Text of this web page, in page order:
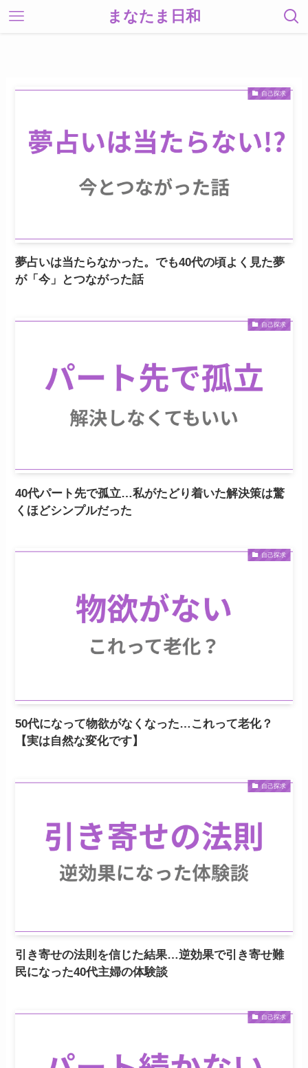
まなたま日和
自己探求
夢占いは当たらなかった。でも40代の頃よく見た夢
が「今」とつながった話
自己探求
40代パート先で孤立…私がたどり着いた解決策は驚
くほどシンプルだった
自己探求
50代になって物欲がなくなった…これって老化？
【実は自然な変化です】
自己探求
引き寄せの法則を信じた結果…逆効果で引き寄せ難
民になった40代主婦の体験談
自己探求